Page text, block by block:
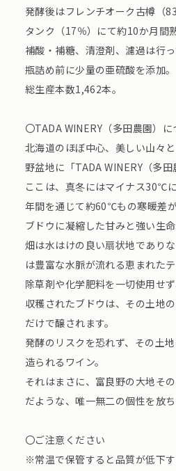
発酵後はフレンチオーク古樽（
タンク（17％）にて約10か月間
補酸・補糖、清澄剤、濾過は行っ
瓶詰め前に少量の亜硫酸を添加。
総生産本数1,462本。
〇TADA WINERY（多田農園）
北海道のほぼ中心、美しい山々
野盆地に「TADA WINERY（多田
ここは、真冬にはマイナス30℃
年間を通じて約60℃もの寒暖差
ブドウに凝縮した甘みと強い生命
畑は水はけの良い扇状地であり
は豊富な水脈が流れる恵まれたテ
除草剤や化学肥料を一切使用せ
収穫されたブドウは、その土地
だけで醸されます。
発酵のリスクを恐れず、その土
造られるワイン。
それはまさに、富良野の大地そ
だような、唯一無二の個性を放ち
〇ご注意ください
※常温で保管すると品質が低下